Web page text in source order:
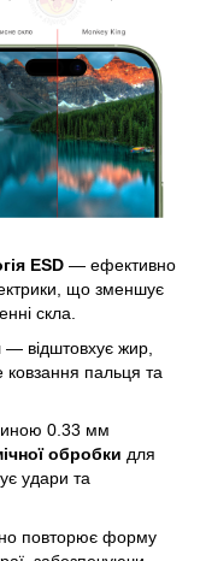
ESD — ефективно
що зменшує
скла.
— відштовхує жир,
ковзання пальця та
0.33 мм
обробки для
удари та
повторює форму